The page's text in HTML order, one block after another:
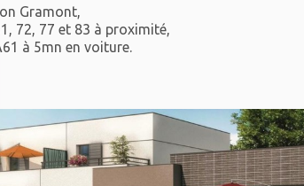
Gramont,
72, 77 et 83 à proximité,
à 5mn en voiture.